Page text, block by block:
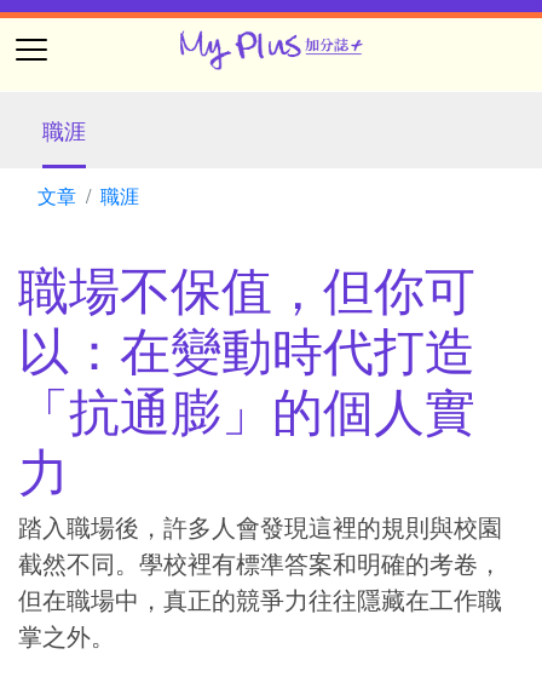
職涯
文章 職涯
職場不保值，但你可
以：在變動時代打造
「抗通膨」的個人實
力
踏入職場後，許多人會發現這裡的規則與校園
截然不同。學校裡有標準答案和明確的考卷，
但在職場中，真正的競爭力往往隱藏在工作職
掌之外。